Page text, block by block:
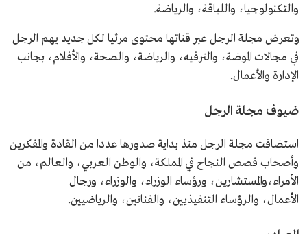
والتكنولوجيا، واللياقة، والرياضة.
وتعرض مجلة الرجل عبر قناتها محتوى مرئيا لكل جديد يهم الرجل
في مجالات الموضة، والترفيه، والرياضة، والصحة، والأفلام، بجانب
الإدارة ‏والأعمال.
ضيوف مجلة الرجل
استضافت مجلة الرجل منذ بداية صدورها عددا من القادة والمفكرين
وأصحاب قصص النجاح في المملكة، والوطن العربي، والعالم، من
الأمراء،والمستشارين، ورؤساء الوزراء، والوزراء، ورجال
الأعمال، والرؤساء التنفيذيين، والفنانين، والرياضيين.